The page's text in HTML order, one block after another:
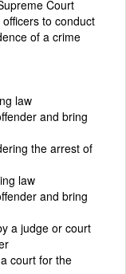
Court
to conduct
of a crime
law
and bring
the arrest of
law
and bring
a judge or court
court for the